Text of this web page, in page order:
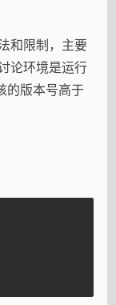
和限制，主要
论环境是运行
的版本号高于